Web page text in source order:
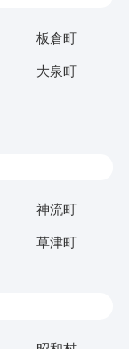
板倉町
大泉町
神流町
草津町